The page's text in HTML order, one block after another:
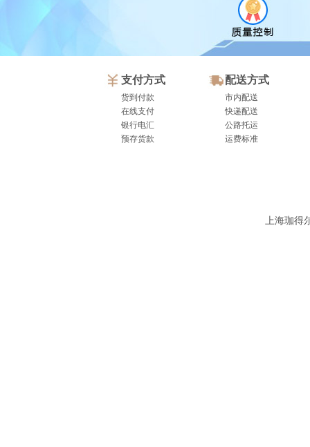
支付方式
货到付款
在线支付
银行电汇
预存货款
配送方式
市内配送
快递配送
公路托运
运费标准
上海珈得